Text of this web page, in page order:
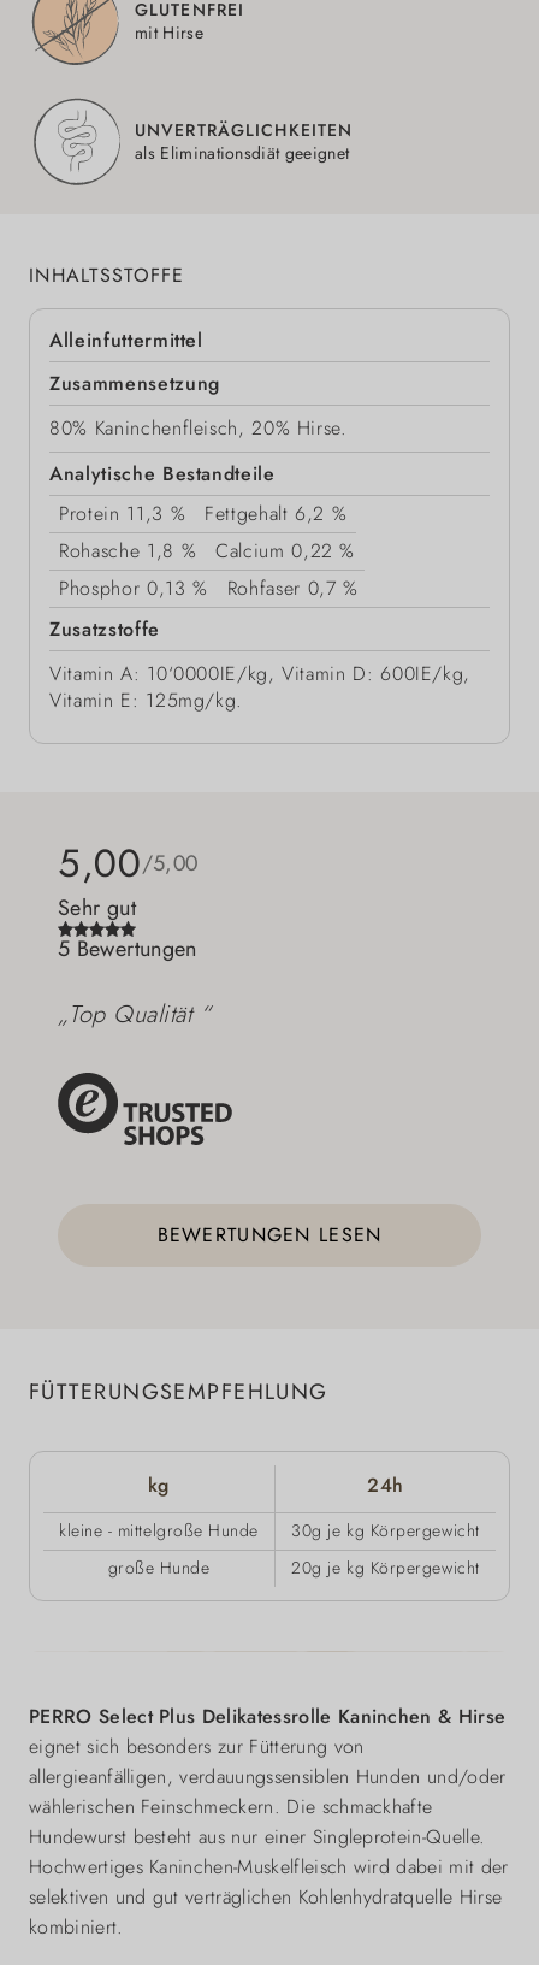
GLUTENFREI
mit Hirse
UNVERTRÄGLICHKEITEN
als Eliminationsdiät geeignet
INHALTSSTOFFE
Alleinfuttermittel
Zusammensetzung
80% Kaninchenfleisch, 20% Hirse.
Analytische Bestandteile
Protein 11,3 % Fettgehalt 6,2 %
Rohasche 1,8 % Calcium 0,22 %
Phosphor 0,13 % Rohfaser 0,7 %
Zusatzstoffe
Vitamin A: 10‘0000IE/kg, Vitamin D: 600IE/kg,
Vitamin E: 125mg/kg.
5,00/5,00
Sehr gut
5 Bewertungen
„Top Qualität “
BEWERTUNGEN LESEN
FÜTTERUNGSEMPFEHLUNG
kg 24h
kleine - mittelgroße Hunde
30g je kg Körpergewicht
große Hunde
20g je kg Körpergewicht
PERRO Select Plus Delikatessrolle Kaninchen & Hirse
eignet sich besonders zur Fütterung von
allergieanfälligen, verdauungssensiblen Hunden und/oder
wählerischen Feinschmeckern. Die schmackhafte
Hundewurst besteht aus nur einer Singleprotein-Quelle.
Hochwertiges Kaninchen-Muskelfleisch wird dabei mit der
selektiven und gut verträglichen Kohlenhydratquelle Hirse
kombiniert.